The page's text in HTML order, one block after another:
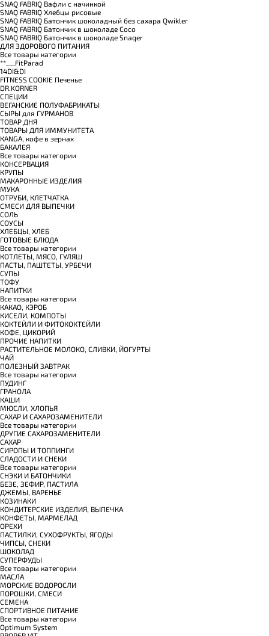
SNAQ FABRIQ Вафли с начинкой
SNAQ FABRIQ Хлебцы рисовые
SNAQ FABRIQ Батончик шоколадный без сахара Qwikler
SNAQ FABRIQ Батончик в шоколаде Coco
SNAQ FABRIQ Батончик в шоколаде Snaqer
ДЛЯ ЗДОРОВОГО ПИТАНИЯ
Все товары категории
**___FitParad
14DI&DI
FITNESS COOKIE Печенье
DR.KORNER
СПЕЦИИ
ВЕГАНСКИЕ ПОЛУФАБРИКАТЫ
СЫРЫ для ГУРМАНОВ
TОВАР ДНЯ
TОВАРЫ ДЛЯ ИММУНИТЕТА
КANGA, кофе в зернах
БАКАЛЕЯ
Все товары категории
КОНСЕРВАЦИЯ
КРУПЫ
МАКАРОННЫЕ ИЗДЕЛИЯ
МУКА
ОТРУБИ, КЛЕТЧАТКА
СМЕСИ ДЛЯ ВЫПЕЧКИ
СОЛЬ
СОУСЫ
ХЛЕБЦЫ, ХЛЕБ
ГОТОВЫЕ БЛЮДА
Все товары категории
КОТЛЕТЫ, МЯСО, ГУЛЯШ
ПАСТЫ, ПАШТЕТЫ, УРБЕЧИ
СУПЫ
ТОФУ
НАПИТКИ
Все товары категории
КАКАО, КЭРОБ
КИСЕЛИ, КОМПОТЫ
КОКТЕЙЛИ И ФИТОКОКТЕЙЛИ
КОФЕ, ЦИКОРИЙ
ПРОЧИЕ НАПИТКИ
РАСТИТЕЛЬНОЕ МОЛОКО, СЛИВКИ, ЙОГУРТЫ
ЧАЙ
ПОЛЕЗНЫЙ ЗАВТРАК
Все товары категории
ПУДИНГ
ГРАНОЛА
КАШИ
МЮСЛИ, ХЛОПЬЯ
САХАР И САХАРОЗАМЕНИТЕЛИ
Все товары категории
ДРУГИЕ САХАРОЗАМЕНИТЕЛИ
САХАР
СИРОПЫ И ТОППИНГИ
СЛАДОСТИ И СНЕКИ
Все товары категории
СНЭКИ И БАТОНЧИКИ
БЕЗЕ, ЗЕФИР, ПАСТИЛА
ДЖЕМЫ, ВАРЕНЬЕ
КОЗИНАКИ
КОНДИТЕРСКИЕ ИЗДЕЛИЯ, ВЫПЕЧКА
КОНФЕТЫ, МАРМЕЛАД
ОРЕХИ
ПАСТИЛКИ, СУХОФРУКТЫ, ЯГОДЫ
ЧИПСЫ, СНЕКИ
ШОКОЛАД
СУПЕРФУДЫ
Все товары категории
МАСЛА
МОРСКИЕ ВОДОРОСЛИ
ПОРОШКИ, СМЕСИ
СЕМЕНА
СПОРТИВНОЕ ПИТАНИЕ
Все товары категории
Optimum System